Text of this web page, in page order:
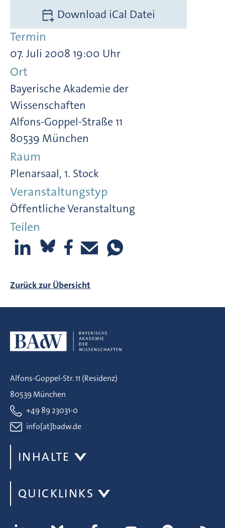
Download iCal Datei
Termin
07. Juli 2008 19:00 Uhr
Ort
Bayerische Akademie der
Wissenschaften
Alfons-Goppel-Straße 11
80539 München
Raum
Plenarsaal, 1. Stock
Veranstaltungstyp
Öffentliche Veranstaltung
Teilen
Zurück zur Übersicht
Alfons-Goppel-Str. 11 (Residenz)
80539 München
+49 89 23031-0
info[at]badw.de
INHALTE
QUICKLINKS